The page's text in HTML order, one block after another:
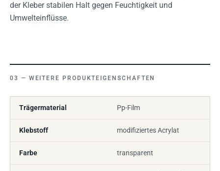
der Kleber stabilen Halt gegen Feuchtigkeit und
Umwelteinflüsse.
WEITERE PRODUKTEIGENSCHAFTEN
Trägermaterial Pp-Film
Klebstoff modifiziertes Acrylat
Farbe transparent